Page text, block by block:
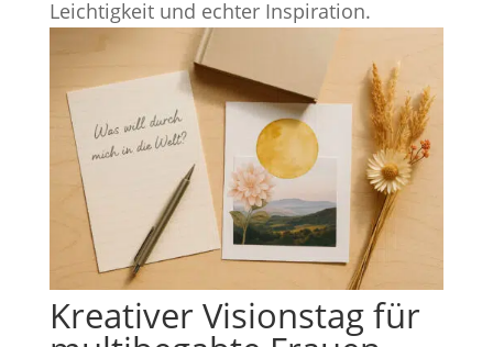
Leichtigkeit und echter Inspiration.
Kreativer Visionstag für